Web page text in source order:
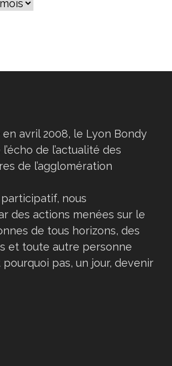
avril 2008, le Lyon Bondy
de l’actualité des
de l’agglomération
nous
des actions menées sur le
de tous horizons, des
et toute autre personne
pas, un jour, devenir